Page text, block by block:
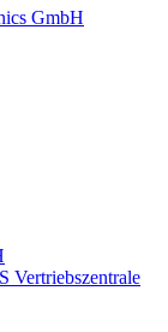
GmbH
Vertriebszentrale